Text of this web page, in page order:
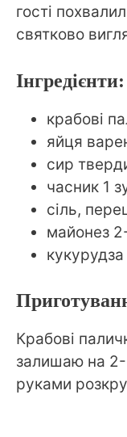
гості
святково
Інгредієнти:
крабові
яйця
сир
часник 1
сіль,
майонез
Крабові
залишаю на 2-
руками